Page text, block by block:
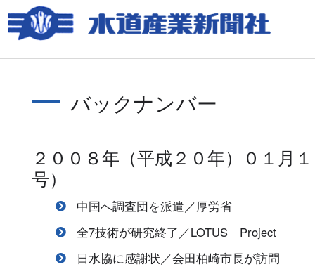
バックナンバー
２００８年（平成２０年）０１月
号）
中国へ調査団を派遣／厚労省
全7技術が研究終了／LOTUS Project
日水協に感謝状／会田柏崎市長が訪問